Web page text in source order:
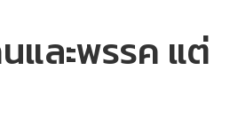
และพรรค แต่